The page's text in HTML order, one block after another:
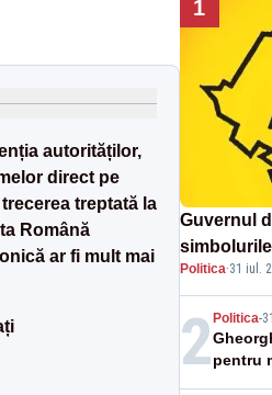
autorităților,
direct pe
treptată la
Română
ar fi mult mai
1
Guvernul
română nu
română
Politica·31 iul.
2 Politica-
pentru